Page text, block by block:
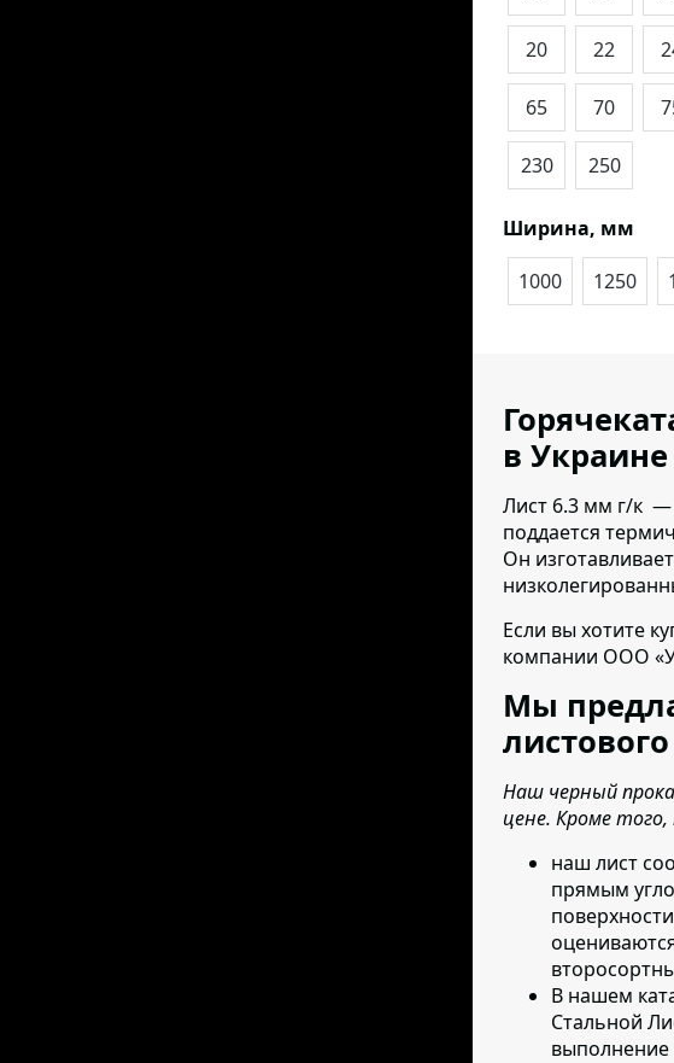
20 22
65 70
230 250
Ширина, мм
1000
1250
в Украине
Лист 6.3 мм г/к —
поддается
Он
Если вы хотите
компании ООО
Мы
Наш черный
цене. Кроме
наш лист
прямым
В нашем
Стальной
выполнение